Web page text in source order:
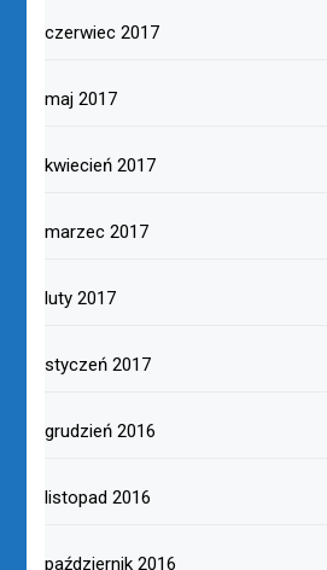
czerwiec 2017
maj 2017
kwiecień 2017
marzec 2017
luty 2017
styczeń 2017
grudzień 2016
listopad 2016
październik 2016